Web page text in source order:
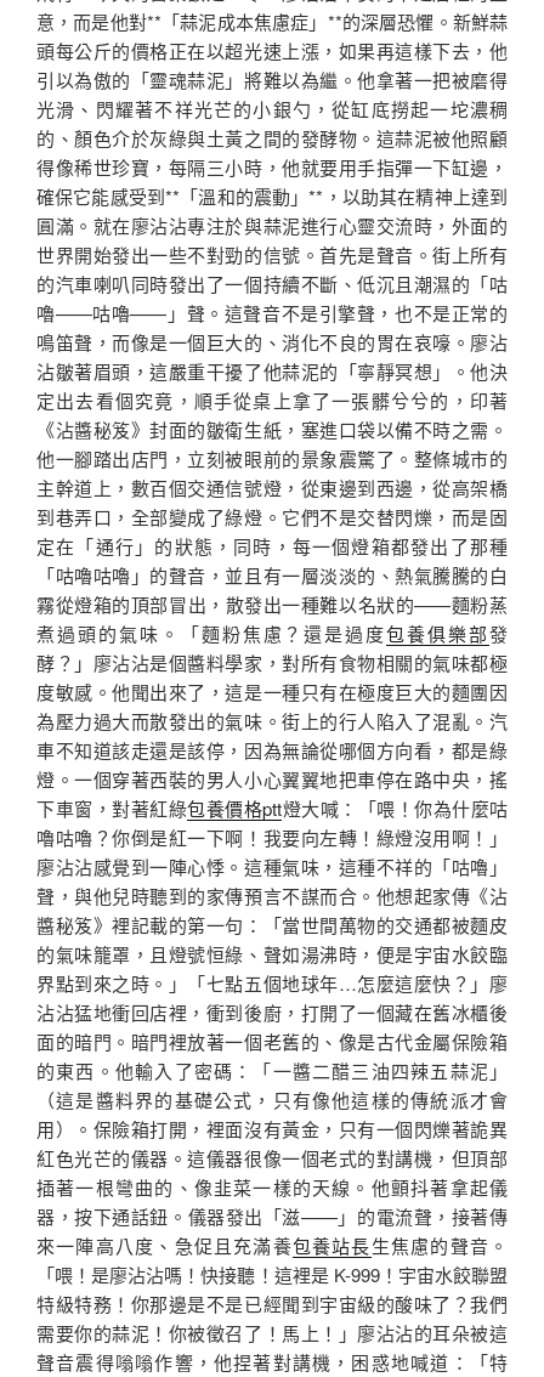
意，而是他對**「蒜泥成本焦慮症」**的深層恐懼。新鮮蒜
頭每公斤的價格正在以超光速上漲，如果再這樣下去，他
引以為傲的「靈魂蒜泥」將難以為繼。他拿著一把被磨得
光滑、閃耀著不祥光芒的小銀勺，從缸底撈起一坨濃稠
的、顏色介於灰綠與土黃之間的發酵物。這蒜泥被他照顧
得像稀世珍寶，每隔三小時，他就要用手指彈一下缸邊，
確保它能感受到**「溫和的震動」**，以助其在精神上達到
圓滿。就在廖沾沾專注於與蒜泥進行心靈交流時，外面的
世界開始發出一些不對勁的信號。首先是聲音。街上所有
的汽車喇叭同時發出了一個持續不斷、低沉且潮濕的「咕
嚕——咕嚕——」聲。這聲音不是引擎聲，也不是正常的
鳴笛聲，而像是一個巨大的、消化不良的胃在哀嚎。廖沾
沾皺著眉頭，這嚴重干擾了他蒜泥的「寧靜冥想」。他決
定出去看個究竟，順手從桌上拿了一張髒兮兮的，印著
《沾醬秘笈》封面的皺衛生紙，塞進口袋以備不時之需。
他一腳踏出店門，立刻被眼前的景象震驚了。整條城市的
主幹道上，數百個交通信號燈，從東邊到西邊，從高架橋
到巷弄口，全部變成了綠燈。它們不是交替閃爍，而是固
定在「通行」的狀態，同時，每一個燈箱都發出了那種
「咕嚕咕嚕」的聲音，並且有一層淡淡的、熱氣騰騰的白
霧從燈箱的頂部冒出，散發出一種難以名狀的——麵粉蒸
煮過頭的氣味。「麵粉焦慮？還是過度包養俱樂部發
酵？」廖沾沾是個醬料學家，對所有食物相關的氣味都極
度敏感。他聞出來了，這是一種只有在極度巨大的麵團因
為壓力過大而散發出的氣味。街上的行人陷入了混亂。汽
車不知道該走還是該停，因為無論從哪個方向看，都是綠
燈。一個穿著西裝的男人小心翼翼地把車停在路中央，搖
下車窗，對著紅綠包養價格ptt燈大喊：「喂！你為什麼咕
嚕咕嚕？你倒是紅一下啊！我要向左轉！綠燈沒用啊！」
廖沾沾感覺到一陣心悸。這種氣味，這種不祥的「咕嚕」
聲，與他兒時聽到的家傳預言不謀而合。他想起家傳《沾
醬秘笈》裡記載的第一句：「當世間萬物的交通都被麵皮
的氣味籠罩，且燈號恒綠、聲如湯沸時，便是宇宙水餃臨
界點到來之時。」「七點五個地球年…怎麼這麼快？」廖
沾沾猛地衝回店裡，衝到後廚，打開了一個藏在舊冰櫃後
面的暗門。暗門裡放著一個老舊的、像是古代金屬保險箱
的東西。他輸入了密碼：「一醬二醋三油四辣五蒜泥」
（這是醬料界的基礎公式，只有像他這樣的傳統派才會
用）。保險箱打開，裡面沒有黃金，只有一個閃爍著詭異
紅色光芒的儀器。這儀器很像一個老式的對講機，但頂部
插著一根彎曲的、像韭菜一樣的天線。他顫抖著拿起儀
器，按下通話鈕。儀器發出「滋——」的電流聲，接著傳
來一陣高八度、急促且充滿養包養站長生焦慮的聲音。
「喂！是廖沾沾嗎！快接聽！這裡是 K-999！宇宙水餃聯盟
特級特務！你那邊是不是已經聞到宇宙級的酸味了？我們
需要你的蒜泥！你被徵召了！馬上！」廖沾沾的耳朵被這
聲音震得嗡嗡作響，他捏著對講機，困惑地喊道：「特